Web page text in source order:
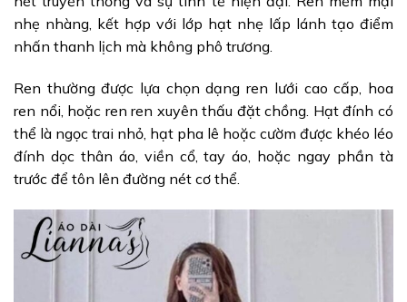
nhẹ nhàng, kết hợp với lớp hạt nhẹ lấp lánh tạo điểm
nhấn thanh lịch mà không phô trương.
Ren thường được lựa chọn dạng ren lưới cao cấp, hoa
ren nổi, hoặc ren ren xuyên thấu đặt chồng. Hạt đính có
thể là ngọc trai nhỏ, hạt pha lê hoặc cườm được khéo léo
đính dọc thân áo, viền cổ, tay áo, hoặc ngay phần tà
trước để tôn lên đường nét cơ thể.